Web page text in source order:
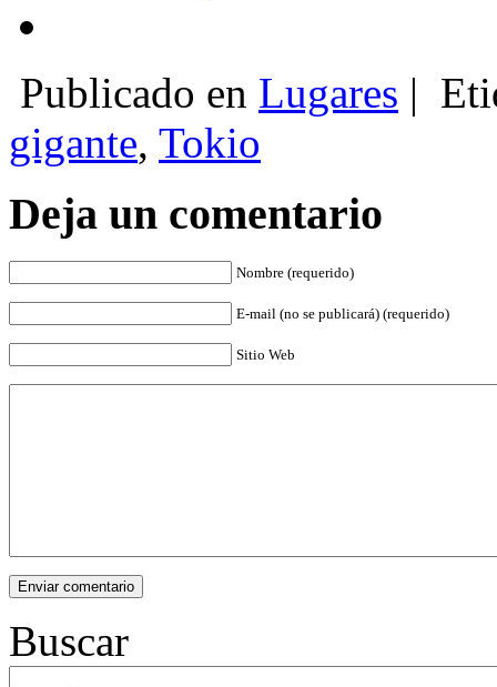
Publicado en Lugares |
gigante, Tokio
Deja un comentario
Nombre (requerido)
E-mail (no se publicará) (requerido)
Sitio Web
Buscar